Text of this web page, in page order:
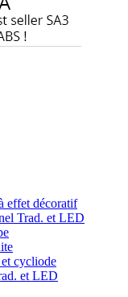
effet décoratif
Trad. et LED
cycliode
et LED